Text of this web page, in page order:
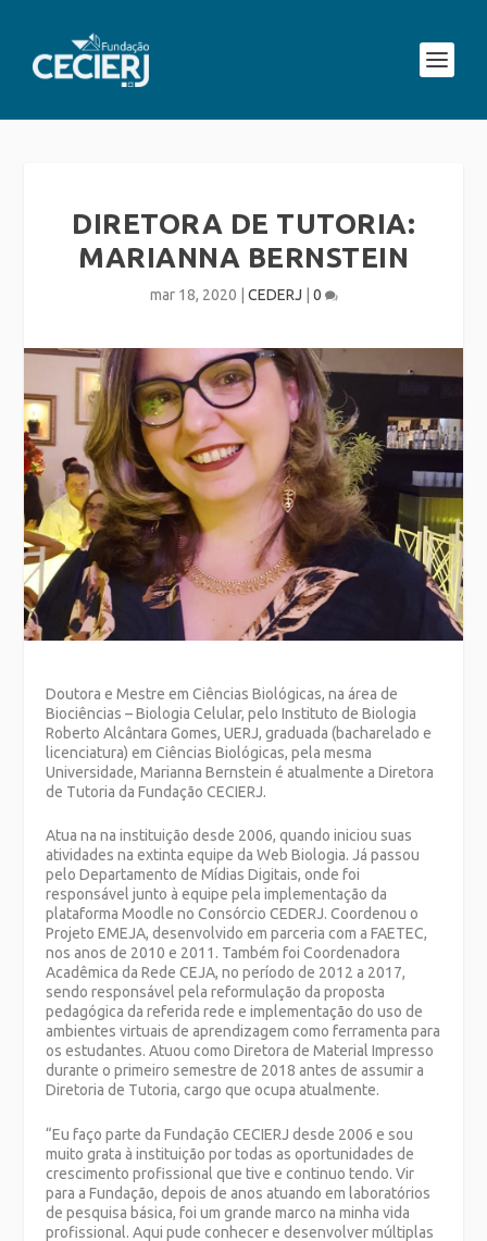
DIRETORA DE TUTORIA:
MARIANNA BERNSTEIN
mar 18, 2020 CEDERJ 0
Doutora e Mestre em Ciências Biológicas, na área de
Biociências – Biologia Celular, pelo Instituto de Biologia
Roberto Alcântara Gomes, UERJ, graduada (bacharelado e
licenciatura) em Ciências Biológicas, pela mesma
Universidade, Marianna Bernstein é atualmente a Diretora
de Tutoria da Fundação CECIERJ.
Atua na na instituição desde 2006, quando iniciou suas
atividades na extinta equipe da Web Biologia. Já passou
pelo Departamento de Mídias Digitais, onde foi
responsável junto à equipe pela implementação da
plataforma Moodle no Consórcio CEDERJ. Coordenou o
Projeto EMEJA, desenvolvido em parceria com a FAETEC,
nos anos de 2010 e 2011. Também foi Coordenadora
Acadêmica da Rede CEJA, no período de 2012 a 2017,
sendo responsável pela reformulação da proposta
pedagógica da referida rede e implementação do uso de
ambientes virtuais de aprendizagem como ferramenta para
os estudantes. Atuou como Diretora de Material Impresso
durante o primeiro semestre de 2018 antes de assumir a
Diretoria de Tutoria, cargo que ocupa atualmente.
“Eu faço parte da Fundação CECIERJ desde 2006 e sou
muito grata à instituição por todas as oportunidades de
crescimento profissional que tive e continuo tendo. Vir
para a Fundação, depois de anos atuando em laboratórios
de pesquisa básica, foi um grande marco na minha vida
profissional. Aqui pude conhecer e desenvolver múltiplas